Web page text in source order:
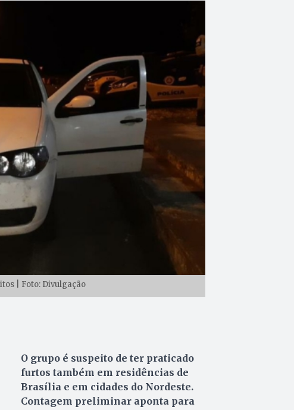
| Foto: Divulgação
O grupo é suspeito de ter praticado
furtos também em residências de
Brasília e em cidades do Nordeste.
Contagem preliminar aponta para